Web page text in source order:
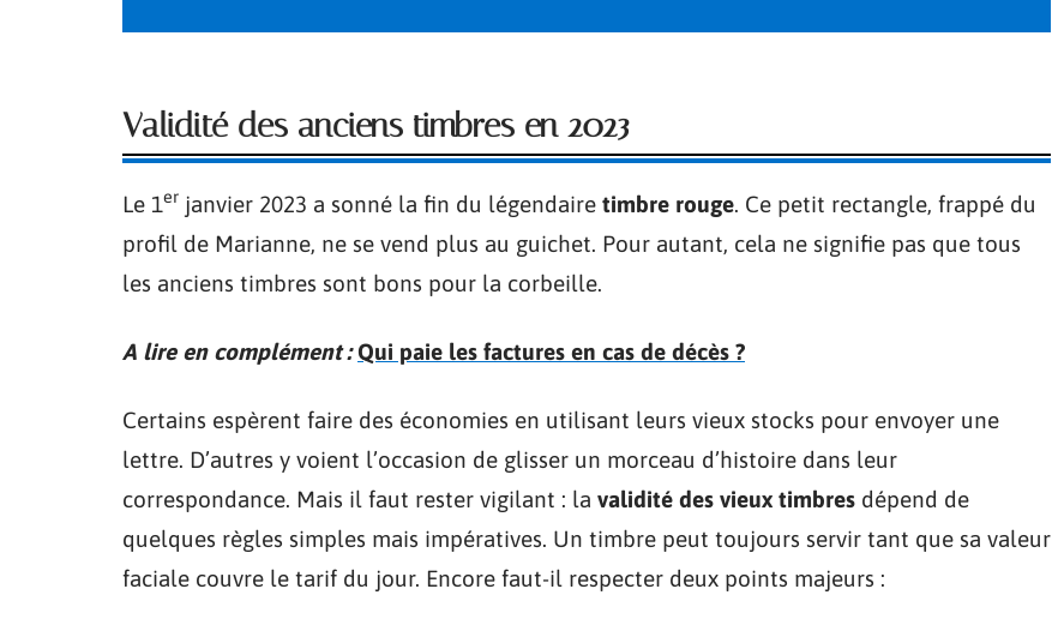
Validité des anciens timbres en 2023
Le 1er janvier 2023 a sonné la fin du légendaire timbre rouge. Ce petit rectangle, frappé du
profil de Marianne, ne se vend plus au guichet. Pour autant, cela ne signifie pas que tous
les anciens timbres sont bons pour la corbeille.
A lire en complément : Qui paie les factures en cas de décès ?
Certains espèrent faire des économies en utilisant leurs vieux stocks pour envoyer une
lettre. D’autres y voient l’occasion de glisser un morceau d’histoire dans leur
correspondance. Mais il faut rester vigilant : la validité des vieux timbres dépend de
quelques règles simples mais impératives. Un timbre peut toujours servir tant que sa valeur
faciale couvre le tarif du jour. Encore faut-il respecter deux points majeurs :